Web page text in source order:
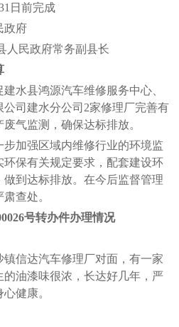
日前完成
府
民政府常务副县长
县鸿源汽车维修服务中心、
司建水分公司2家修理厂完善有
气监测，确保达标排放。
加强区域内维修行业的环境监
保有关规定要求，配套建设环
到达标排放。在今后监督管理
查处。
号转办件办理情况
信达汽车修理厂对面，有一家
油漆味很浓，长达好几年，严
健康。